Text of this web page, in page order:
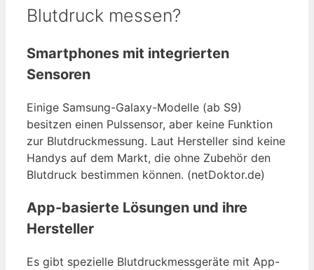
Blutdruck messen?
Smartphones mit integrierten
Sensoren
Einige Samsung-Galaxy-Modelle (ab S9)
besitzen einen Pulssensor, aber keine Funktion
zur Blutdruckmessung. Laut Hersteller sind keine
Handys auf dem Markt, die ohne Zubehör den
Blutdruck bestimmen können. (netDoktor.de)
App-basierte Lösungen und ihre
Hersteller
Es gibt spezielle Blutdruckmessgeräte mit App-